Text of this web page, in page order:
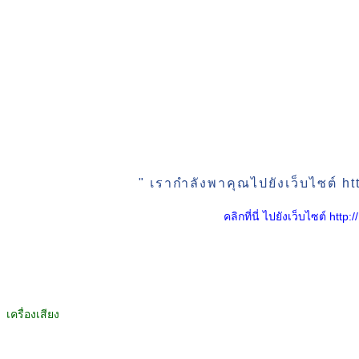
" เรากำลังพาคุณไปยังเว็บไซต์
คลิกที่นี่ ไปยังเว็บไซต์
เครื่องเสียง